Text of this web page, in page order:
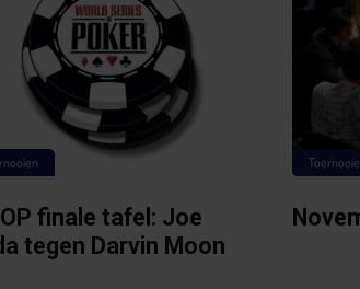
finale tafel: Joe
tegen Darvin Moon